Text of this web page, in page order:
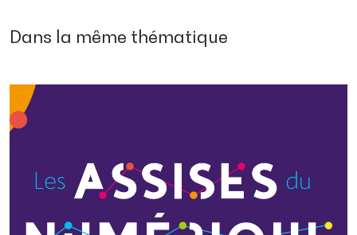
Dans la même thématique